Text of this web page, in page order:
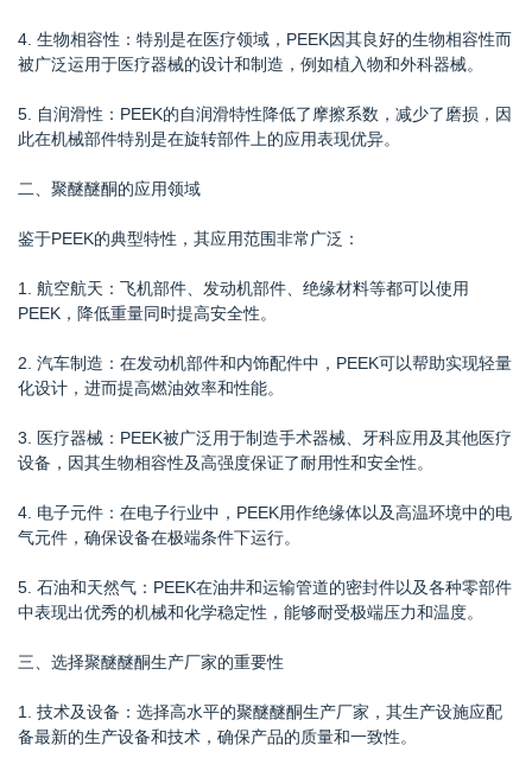
4. 生物相容性：特别是在医疗领域，PEEK因其良好的生物相容性而
被广泛运用于医疗器械的设计和制造，例如植入物和外科器械。
5. 自润滑性：PEEK的自润滑特性降低了摩擦系数，减少了磨损，因
此在机械部件特别是在旋转部件上的应用表现优异。
二、聚醚醚酮的应用领域
鉴于PEEK的典型特性，其应用范围非常广泛：
1. 航空航天：飞机部件、发动机部件、绝缘材料等都可以使用
PEEK，降低重量同时提高安全性。
2. 汽车制造：在发动机部件和内饰配件中，PEEK可以帮助实现轻量
化设计，进而提高燃油效率和性能。
3. 医疗器械：PEEK被广泛用于制造手术器械、牙科应用及其他医疗
设备，因其生物相容性及高强度保证了耐用性和安全性。
4. 电子元件：在电子行业中，PEEK用作绝缘体以及高温环境中的电
气元件，确保设备在极端条件下运行。
5. 石油和天然气：PEEK在油井和运输管道的密封件以及各种零部件
中表现出优秀的机械和化学稳定性，能够耐受极端压力和温度。
三、选择聚醚醚酮生产厂家的重要性
1. 技术及设备：选择高水平的聚醚醚酮生产厂家，其生产设施应配
备最新的生产设备和技术，确保产品的质量和一致性。